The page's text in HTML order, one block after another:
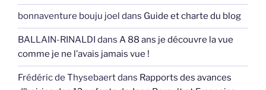
bonnaventure bouju joel dans Guide et charte du blog
BALLAIN-RINALDI dans A 88 ans je découvre la vue
comme je ne l’avais jamais vue !
Frédéric de Thysebaertdans Rapports des avances